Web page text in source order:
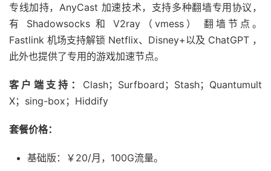
专线加持，AnyCast 加速技术，支持多种翻墙专用协议，
有 Shadowsocks 和 V2ray（vmess） 翻墙节点。
Fastlink 机场支持解锁 Netflix、Disney+以及 ChatGPT ，
此外也提供了专用的游戏加速节点。
客户端支持： Clash；Surfboard；Stash；Quantumult
X；sing-box；Hiddify
套餐价格：
基础版：￥20/月，100G流量。